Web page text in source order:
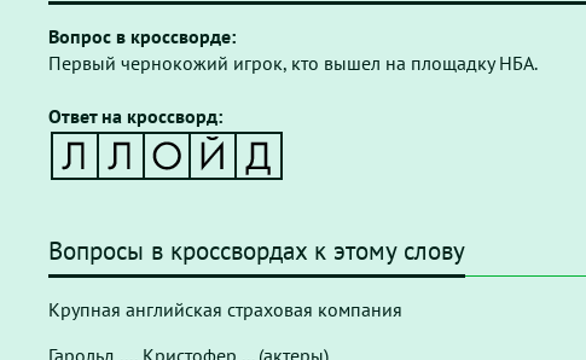
Вопрос в кроссворде:
Первый чернокожий игрок, кто вышел на площадку НБА.
Ответ на кроссворд:
Вопросы в кроссвордах к этому слову
Крупная английская страховая компания
Гарольд ..., Кристофер ... (актеры)